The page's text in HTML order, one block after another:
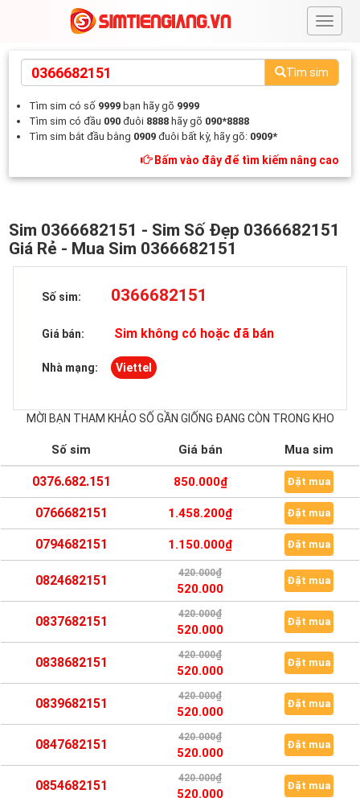
#
Tìm sim
Tìm sim có số 9999 bạn hãy gõ 9999
Tìm sim có đầu 090 đuôi 8888 hãy gõ 090*8888
Tìm sim bắt đầu bằng 0909 đuôi bất kỳ, hãy gõ: 0909*
Bấm vào đây để tìm kiếm nâng cao
Sim 0366682151 - Sim Số Đẹp 0366682151
Giá Rẻ - Mua Sim 0366682151
Số sim: 0366682151
Giá bán: Sim không có hoặc đã bán
Nhà mạng: Viettel
MỜI BẠN THAM KHẢO SỐ GẦN GIỐNG ĐANG CÒN TRONG KHO
Số sim Giá bán Mua sim
0376.682.151 850.000₫ Đặt mua
0766682151 1.458.200₫ Đặt mua
0794682151 1.150.000₫ Đặt mua
0824682151 420.000₫
520.000
Đặt mua
0837682151 420.000₫
520.000
Đặt mua
0838682151 420.000₫
520.000
Đặt mua
0839682151 420.000₫
520.000
Đặt mua
0847682151 420.000₫
520.000
Đặt mua
0854682151 420.000₫
520.000
Đặt mua